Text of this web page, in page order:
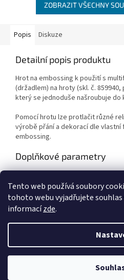
Tento web používá soubory
tohoto webu vyjadřujete souhlas
informacízde.
ZOBRAZIT VŠECHNY
Popis Diskuze
Detailní popis produktu
Hrot na embossing k použití s
(držadlem) na hroty (skl. č.
který se jednoduše našroubuje do
Pomocí hrotu lze protlačit různé
výrobě přání a dekorací dle
embossing.
Doplňkové parametry
EAN: 8716659065001
Vytvořil
Duhová planeta